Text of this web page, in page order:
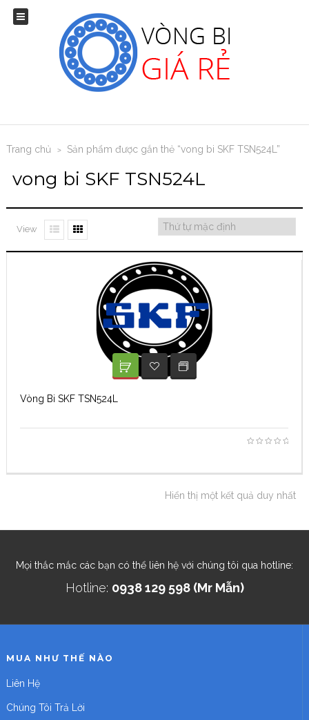
Trang chủ > Sản phẩm được gắn thẻ “vong bi SKF TSN524L”
vong bi SKF TSN524L
View
XEM TIẾPADD TO WISHLIST
Vòng Bi SKF TSN524L
Hiển thị một kết quả duy nhất
Mọi thắc mắc các bạn có thể liên hệ với chúng tôi qua hotline:
Hotline: 0938 129 598 (Mr Mẫn)
MUA NHƯ THẾ NÀO
Liên Hệ
Chúng Tôi Trả Lời